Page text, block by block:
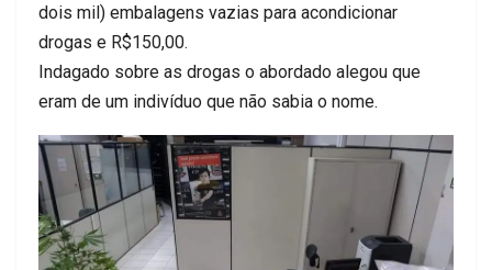
dois mil) embalagens vazias para acondicionar
drogas e R$150,00.
Indagado sobre as drogas o abordado alegou que
eram de um indivíduo que não sabia o nome.